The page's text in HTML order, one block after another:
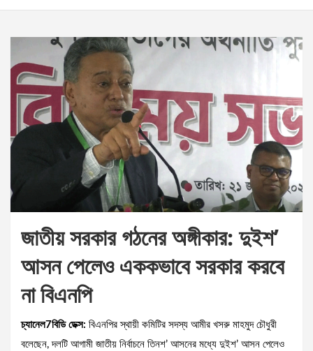
জাতীয় সরকার গঠনের অঙ্গীকার: দুইশ’
আসন পেলেও এককভাবে সরকার করবে
না বিএনপি
চ্যানেল7বিডি ডেক্স: বিএনপির স্থায়ী কমিটির সদস্য আমীর খসরু মাহমুদ চৌধুরী
বলেছেন, দলটি আগামী জাতীয় নির্বাচনে তিনশ’ আসনের মধ্যে দুইশ’ আসন পেলেও